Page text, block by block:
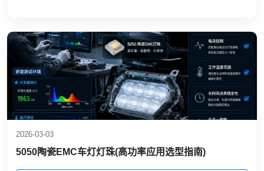
2026-03-03
5050陶瓷EMC车灯灯珠(高功率应用选型指南)